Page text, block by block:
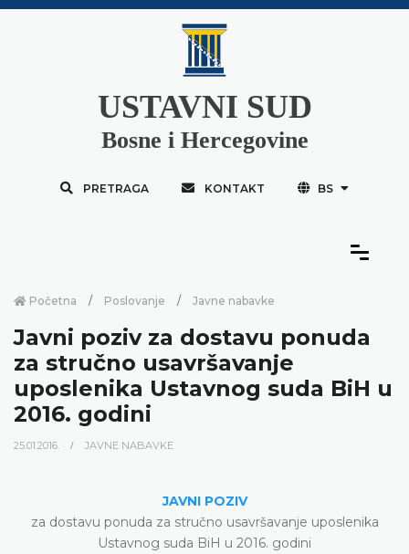
USTAVNI SUD
Bosne i Hercegovine
PRETRAGA KONTAKT BS
Početna Poslovanje Javne nabavke
Javni poziv za dostavu ponuda
za stručno usavršavanje
uposlenika Ustavnog suda BiH u
2016. godini
25.01.2016. JAVNE NABAVKE
JAVNI POZIV
za dostavu ponuda za stručno usavršavanje uposlenika
Ustavnog suda BiH u 2016. godini